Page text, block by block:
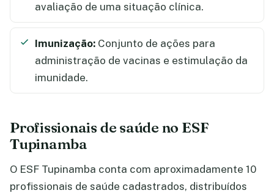
avaliação de uma situação clínica.
Imunização: Conjunto de ações para
administração de vacinas e estimulação da
imunidade.
Profissionais de saúde no ESF
Tupinamba
O ESF Tupinamba conta com aproximadamente 10
profissionais de saúde cadastrados, distribuídos